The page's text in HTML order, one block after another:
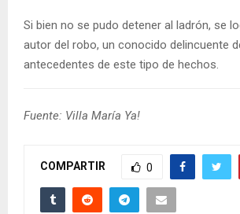
Si bien no se pudo detener al ladrón, se
autor del robo, un conocido delincuente
antecedentes de este tipo de hechos.
Fuente: Villa María Ya!
COMPARTIR 0